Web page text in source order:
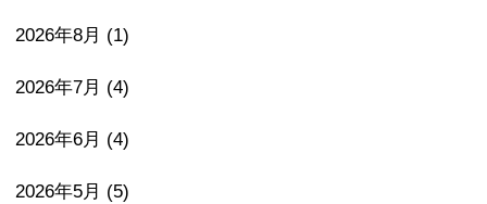
2026年8月 (1)
2026年7月 (4)
2026年6月 (4)
2026年5月 (5)